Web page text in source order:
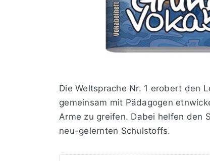
Die Weltsprache Nr. 1 erobert den
gemeinsam mit Pädagogen
Arme zu greifen. Dabei helfen den
neu-gelernten Schulstoffs.